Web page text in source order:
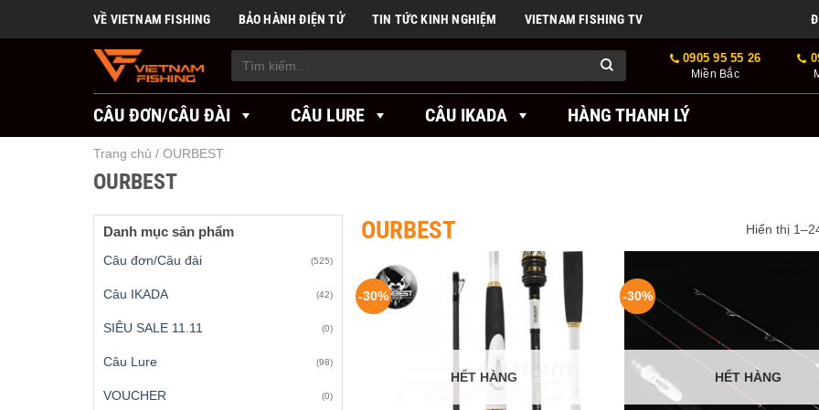
VỀ VIETNAM FISHING BẢO HÀNH ĐIỆN TỬ TIN TỨC KINH NGHIỆM VIETNAM FISHING TV
Tìm
kiếm:
0905 95 55 26
Miền Bắc
CÂU ĐƠN/CÂU ĐÀI CÂU LURE CÂU IKADA HÀNG THANH LÝ
Trang chủ / OURBEST
OURBEST
Danh mục sản phẩm
Câu đơn/Câu đài (525)
Câu IKADA (42)
SIÊU SALE 11.11 (0)
Câu Lure (98)
VOUCHER (0)
OURBEST Hiển thị
-30%
HẾT HÀNG
-30%
HẾT HÀNG